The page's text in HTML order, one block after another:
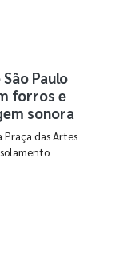
Paulo
forros e
sonora
das Artes